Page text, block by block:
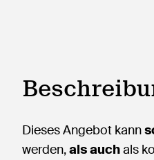
Dieses Angebot kann
werden,als auchals